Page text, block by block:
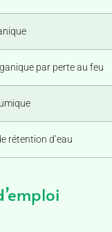
par perte au feu
rétention d’eau